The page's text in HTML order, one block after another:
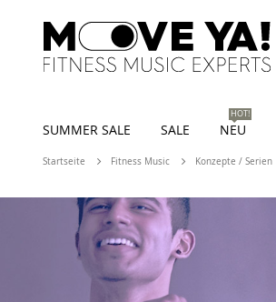
SUMMER SALE SALE NEU
HOT!
Startseite Fitness Music Konzepte / Serien